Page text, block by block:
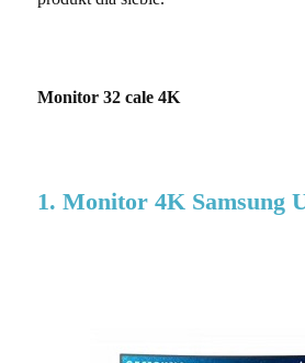
Monitor 32 cale 4K
1. Monitor 4K Samsung